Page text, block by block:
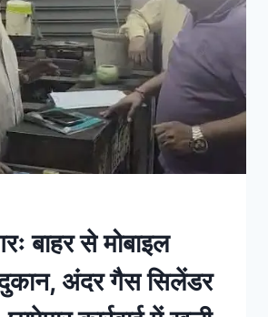
बाहर से मोबाइल
दुकान, अंदर गैस सिलेंडर